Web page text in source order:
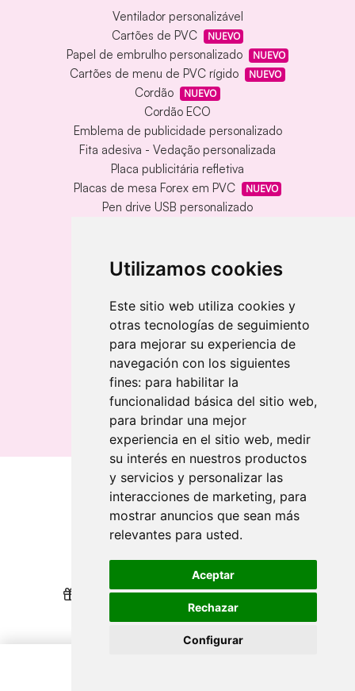
Utilizamos cookies
Este sitio web utiliza cookies y
otras tecnologías de seguimiento
para mejorar su experiencia de
navegación con los siguientes
fines: para habilitar la
funcionalidad básica del sitio web,
para brindar una mejor
experiencia en el sitio web, medir
su interés en nuestros productos
y servicios y personalizar las
interacciones de marketing, para
mostrar anuncios que sean más
relevantes para usted.
Aceptar
Rechazar
Configurar
Ventilador personalizável
Cartões de PVC
NUEVO
Papel de embrulho personalizado NUEVO
Cartões de menu de PVC rígido NUEVO
Cordão NUEVO
Cordão ECO
Emblema de publicidade personalizado
Fita adesiva - Vedação personalizada
Placa publicitária refletiva
Placas de mesa Forex em PVC
NUEVO
Pen drive USB personalizado
Chaveiro redondo em madeira e metal
Chaveiro retangular em madeira clara
Banderolas
Bandeiras publicitárias
Bandeiras publicitárias
Bandeiras publicitárias
Quem somos
Revendedores
Revendedores
Impressão sustentável
Impressão sustentável
Nós recompensamos sua lealdade
Nós recompensamos sua lealdade
Ajuda
Ajuda